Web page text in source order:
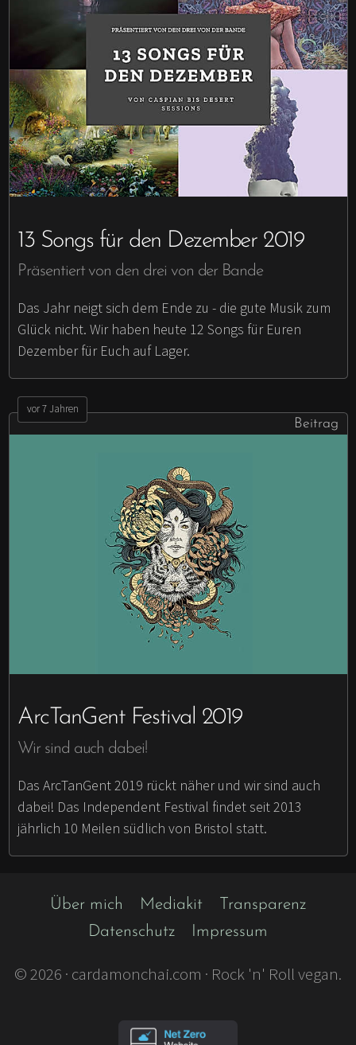
13 Songs für den Dezember 2019
Präsentiert von den drei von der Bande
Das Jahr neigt sich dem Ende zu - die gute Musik zum
Glück nicht. Wir haben heute 12 Songs für Euren
Dezember für Euch auf Lager.
vor 7 Jahren
Beitrag
ArcTanGent Festival 2019
Wir sind auch dabei!
Das ArcTanGent 2019 rückt näher und wir sind auch
dabei! Das Independent Festival findet seit 2013
jährlich 10 Meilen südlich von Bristol statt.
Über mich Mediakit
Transparenz
Datenschutz
Impressum
©2026 · cardamonchai.com · Rock 'n' Roll vegan.